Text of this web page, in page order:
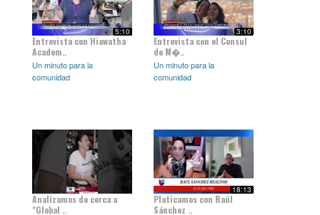
5:10
Entrevista con Hiawatha
Academ..
Un minuto para la
comunidad
3:10
Entrevista con el Consul
de M�..
Un minuto para la
comunidad
Analizamos de cerca a
"Global ..
18:13
Platicamos con Raúl
Sánchez ..